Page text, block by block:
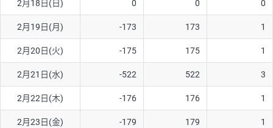
ソ/円は10万通貨単位。
2月18日(日) 0 0 0
2月19日(月) -173 173 1
2月20日(火) -175 175 1
2月21日(水) -522 522 3
2月22日(木) -176 176 1
2月23日(金) -179 179 1